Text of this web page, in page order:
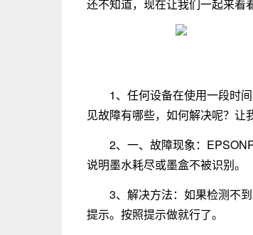
还不知道，现在让我们一起来看
1、任何设备在使用一段时
见故障有哪些，如何解决呢？让
2、一、故障现象：
说明墨水耗尽或墨盒不被识别。
3、解决方法：如果检测不
提示。按照提示做就行了。